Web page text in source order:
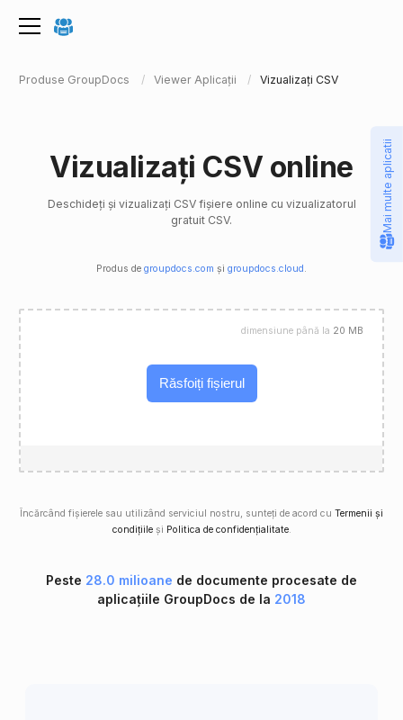
Produse GroupDocs Viewer Aplicații Vizualizați CSV
Vizualizați CSV online
Deschideți și vizualizați CSV fișiere online cu vizualizatorul
gratuit CSV.
Produs de groupdocs.com și groupdocs.cloud .
Răsfoiți fișierul
dimensiune până la 20 MB
Încărcând fișierele sau utilizând serviciul nostru, sunteți de acord cu Termenii și
condițiileși Politica de confidențialitate.
Peste 28.0 milioane de documente procesate de
aplicațiile GroupDocs de la 2018
Mai multe aplicatii